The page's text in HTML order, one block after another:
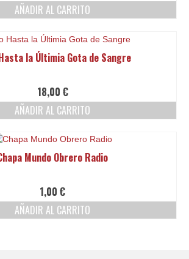
AÑADIR AL CARRITO
la Últimia Gota de Sangre
18,00 €
AÑADIR AL CARRITO
Mundo Obrero Radio
1,00 €
AÑADIR AL CARRITO